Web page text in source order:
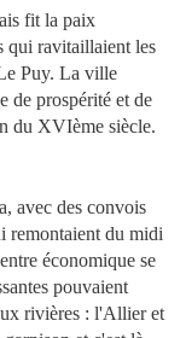
fit la paix
qui ravitaillaient les
Puy. La ville
de prospérité et de
du XVIème siècle.
avec des convois
remontaient du midi
économique se
pouvaient
rivières : l'Allier et